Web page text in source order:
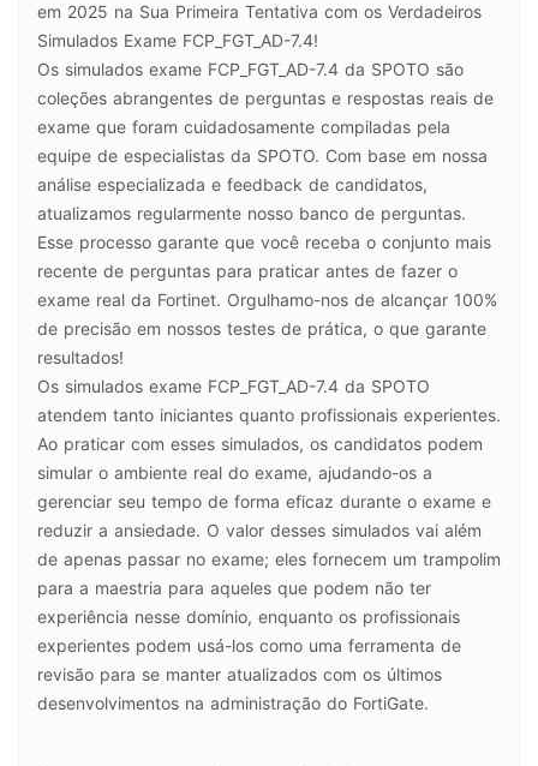
em 2025 na Sua Primeira Tentativa com os Verdadeiros
Simulados Exame FCP_FGT_AD-7.4!
Os simulados exame FCP_FGT_AD-7.4 da SPOTO são
coleções abrangentes de perguntas e respostas reais de
exame que foram cuidadosamente compiladas pela
equipe de especialistas da SPOTO. Com base em nossa
análise especializada e feedback de candidatos,
atualizamos regularmente nosso banco de perguntas.
Esse processo garante que você receba o conjunto mais
recente de perguntas para praticar antes de fazer o
exame real da Fortinet. Orgulhamo-nos de alcançar 100%
de precisão em nossos testes de prática, o que garante
resultados!
Os simulados exame FCP_FGT_AD-7.4 da SPOTO
atendem tanto iniciantes quanto profissionais experientes.
Ao praticar com esses simulados, os candidatos podem
simular o ambiente real do exame, ajudando-os a
gerenciar seu tempo de forma eficaz durante o exame e
reduzir a ansiedade. O valor desses simulados vai além
de apenas passar no exame; eles fornecem um trampolim
para a maestria para aqueles que podem não ter
experiência nesse domínio, enquanto os profissionais
experientes podem usá-los como uma ferramenta de
revisão para se manter atualizados com os últimos
desenvolvimentos na administração do FortiGate.